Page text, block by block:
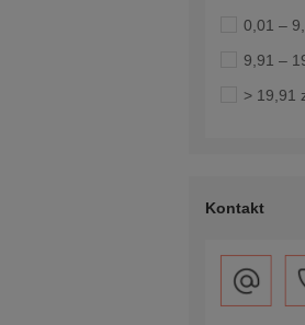
0,01 –
9,91 –
> 19,91
Kontakt